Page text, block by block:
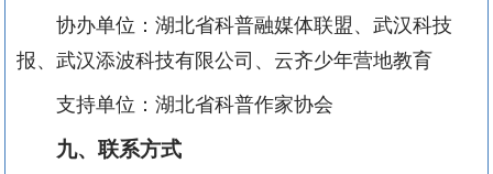
协办单位：湖北省科普融媒体联盟、武汉科技
报、武汉添波科技有限公司、云齐少年营地教育
支持单位 ： 湖北省科普作家协会
九、联系方式